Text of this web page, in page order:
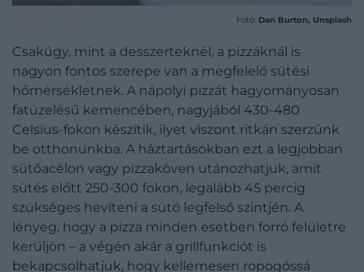
Fotó: Dan Burton, Unsplash
Csakúgy, mint a desszerteknél, a pizzáknál is
nagyon fontos szerepe van a megfelelő sütési
hőmérsékletnek. A nápolyi pizzát hagyományosan
fatüzelésű kemencében, nagyjából 430-480
Celsius-fokon készítik, ilyet viszont ritkán szerzünk
be otthonunkba. A háztartásokban ezt a legjobban
sütőacélon vagy pizzaköven utánozhatjuk, amit
sütés előtt 250-300 fokon, legalább 45 percig
szükséges hevíteni a sütő legfelső szintjén. A
lényeg, hogy a pizza minden esetben forró felületre
kerüljön – a végén akár a grillfunkciót is
bekapcsolhatjuk, hogy kellemesen ropogóssá